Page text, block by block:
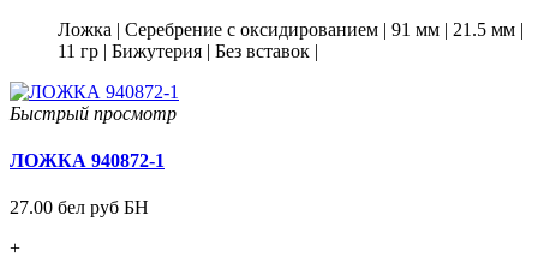
Ложка | Серебрение с оксидированием | 91 мм | 21.5 мм |
11 гр | Бижутерия | Без вставок |
Быстрый просмотр
ЛОЖКА 940872-1
27.00 бел руб БН
+